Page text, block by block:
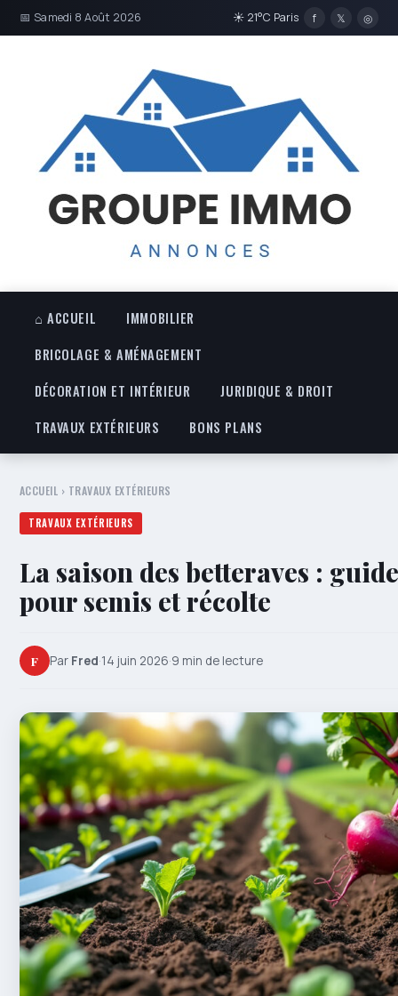
📅 Samedi 8 Août 2026 ☀ 21°C Paris f 𝕏 ◎
⌂ ACCUEIL
IMMOBILIER
BRICOLAGE & AMÉNAGEMENT
DÉCORATION ET INTÉRIEUR
JURIDIQUE & DROIT
TRAVAUX EXTÉRIEURS
BONS PLANS
ACCUEIL › TRAVAUX EXTÉRIEURS
TRAVAUX EXTÉRIEURS
La saison des betteraves :
pour semis et récolte
F Par Fred·14 juin 2026·9 min de lecture